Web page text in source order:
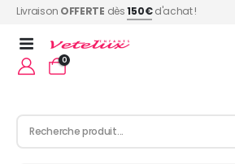
Livraison OFFERTE dès150€d'achat !
0